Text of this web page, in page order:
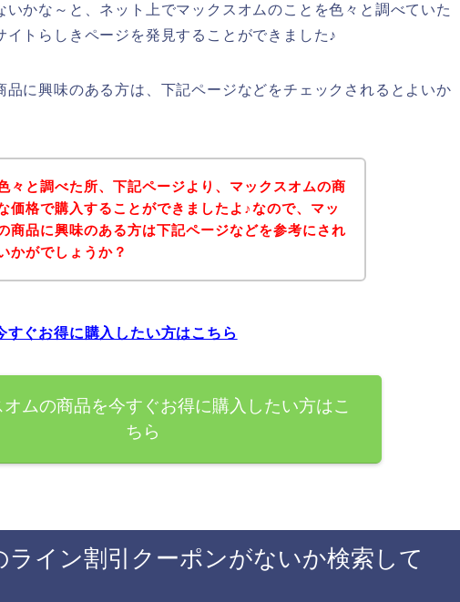
いかな～と、ネット上でマックスオムのことを色々と調べていた
イトらしきページを発見することができました♪
品に興味のある方は、下記ページなどをチェックされるとよいか
々と調べた所、下記ページより、マックスオムの商
価格で購入することができましたよ♪なので、マッ
商品に興味のある方は下記ページなどを参考にされ
かがでしょうか？
すぐお得に購入したい方はこちら
オムの商品を今すぐお得に購入したい方はこ
ちら
ライン割引クーポンがないか検索して